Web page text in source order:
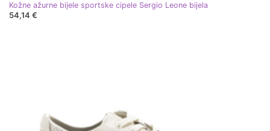
Kožne ažurne bijele sportske cipele Sergio Leone bijela
54,14 €